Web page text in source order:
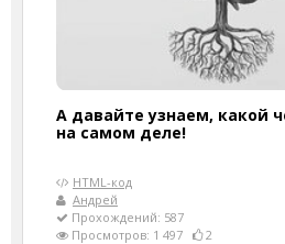
А давайте узнаем, какой
на самом деле!
HTML-код
Андрей
Прохождений: 587
Просмотров: 1 497
2